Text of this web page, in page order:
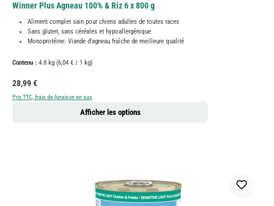
Winner Plus Agneau 100% & Riz 6 x 800 g
Aliment complet sain pour chiens adultes de toutes races
Sans gluten, sans céréales et hypoallergénique
Monoprotéine: Viande d'agneau fraîche de meilleure qualité
Contenu : 4.8 kg (6,04 € / 1 kg)
Prix régulier :
28,99 €
Prix TTC, frais de livraison en sus
Afficher les options